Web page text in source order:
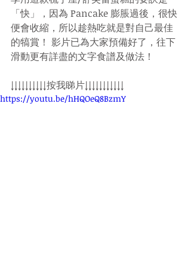
「快」，因為 Pancake 膨脹過後，很快
便會收縮，所以趁熱吃就是對自己最佳
的犒賞！ 影片已為大家預備好了，往下
滑動更有詳盡的文字食譜及做法！
↓↓↓↓↓↓↓↓↓↓按我睇片↓↓↓↓↓↓↓↓↓↓↓
https://youtu.be/hHQOeQ8BzmY